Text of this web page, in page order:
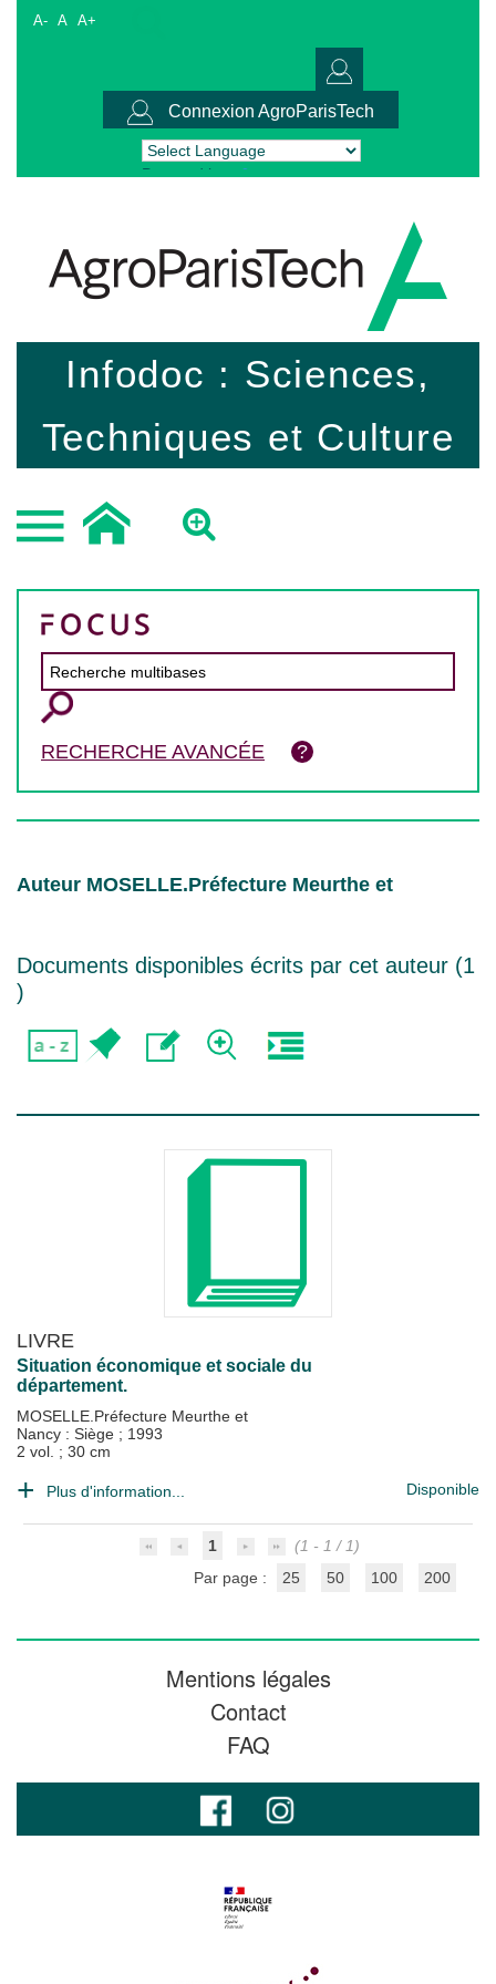
A- A A+
Connexion AgroParisTech
Powered by Translate
Infodoc : Sciences,
Techniques et Culture
RECHERCHE AVANCÉE
Auteur MOSELLE.Préfecture Meurthe et
Documents disponibles écrits par cet auteur (1
)
LIVRE
Situation économique et sociale du
département.
MOSELLE.Préfecture Meurthe et
Nancy : Siège ; 1993
2 vol. ; 30 cm
Plus d'information... Disponible
1
(1 - 1 / 1)
Par page :
25 50 100 200
Mentions légales
Contact
FAQ